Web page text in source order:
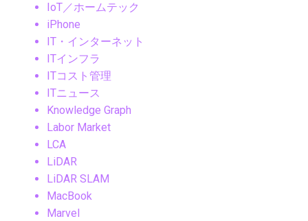
IoT／ホームテック
iPhone
IT・インターネット
ITインフラ
ITコスト管理
ITニュース
Knowledge Graph
Labor Market
LCA
LiDAR
LiDAR SLAM
MacBook
Marvel